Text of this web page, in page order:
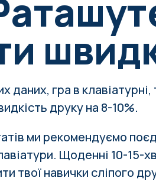
даних, гра в
друку на 8-10%.
ми рекомендуємо
Щоденні 10-15-
твої навички сліпого